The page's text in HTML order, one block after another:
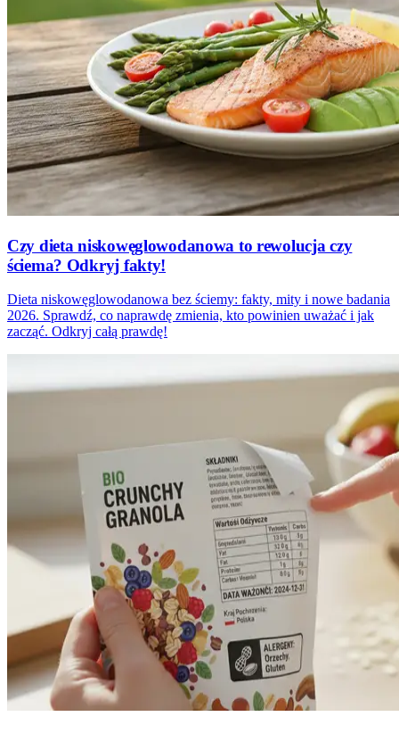
Czy dieta niskowęglowodanowa to rewolucja czy
ściema? Odkryj fakty!
Dieta niskowęglowodanowa bez ściemy: fakty, mity i nowe badania
2026. Sprawdź, co naprawdę zmienia, kto powinien uważać i jak
zacząć. Odkryj całą prawdę!